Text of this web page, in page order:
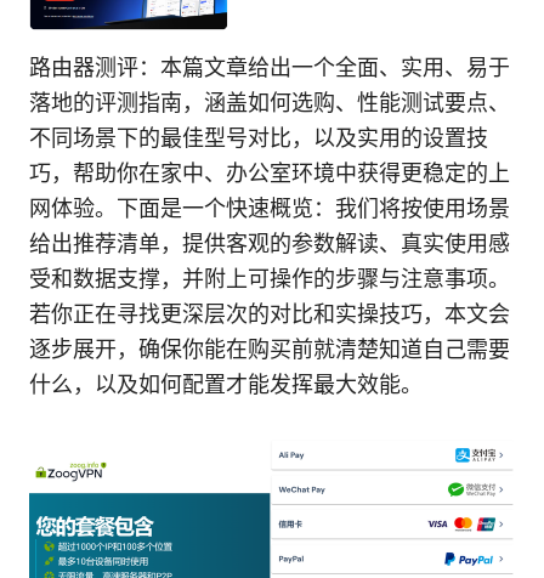
路由器测评：本篇文章给出一个全面、实用、易于
落地的评测指南，涵盖如何选购、性能测试要点、
不同场景下的最佳型号对比，以及实用的设置技
巧，帮助你在家中、办公室环境中获得更稳定的上
网体验。下面是一个快速概览：我们将按使用场景
给出推荐清单，提供客观的参数解读、真实使用感
受和数据支撑，并附上可操作的步骤与注意事项。
若你正在寻找更深层次的对比和实操技巧，本文会
逐步展开，确保你能在购买前就清楚知道自己需要
什么，以及如何配置才能发挥最大效能。